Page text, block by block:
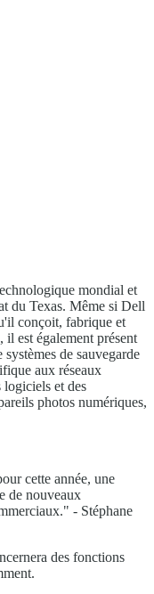
mondial et
du Texas. Même si Dell
conçoit, fabrique et
est également présent
de sauvegarde
aux réseaux
et des
photos numériques,
cette année, une
de nouveaux
- Stéphane
des fonctions